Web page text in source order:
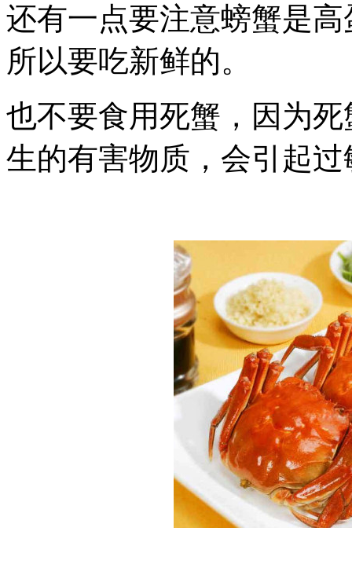
还有一点要注意螃蟹是
所以要吃新鲜的。
也不要食用死蟹，因为
生的有害物质，会引起